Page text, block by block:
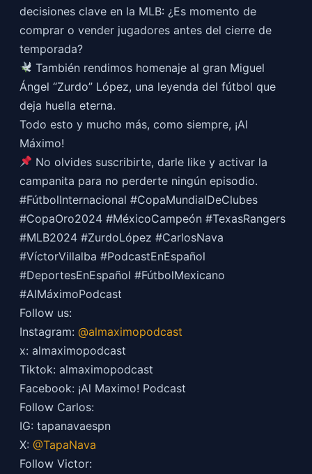
decisiones clave en la MLB: ¿Es momento de
comprar o vender jugadores antes del cierre de
temporada?
También rendimos homenaje al gran Miguel
Ángel “Zurdo” López, una leyenda del fútbol que
deja huella eterna.
Todo esto y mucho más, como siempre, ¡Al
Máximo!
No olvides suscribirte, darle like y activar la
campanita para no perderte ningún episodio.
#FútbolInternacional #CopaMundialDeClubes
#CopaOro2024 #MéxicoCampeón #TexasRangers
#MLB2024 #ZurdoLópez #CarlosNava
#VíctorVillalba #PodcastEnEspañol
#DeportesEnEspañol #FútbolMexicano
#AlMáximoPodcast
Follow us:
Instagram: @almaximopodcast
x: almaximopodcast
Tiktok: almaximopodcast
Facebook: ¡Al Maximo! Podcast
Follow Carlos:
IG: tapanavaespn
X: @TapaNava
Follow Victor: